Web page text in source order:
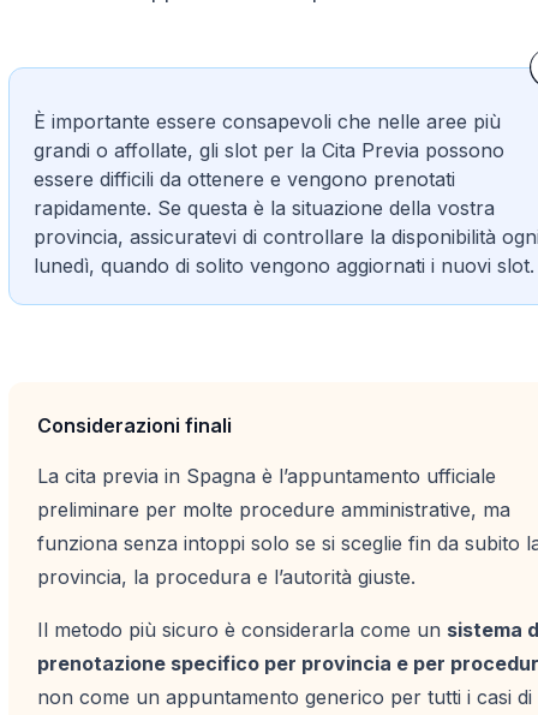
È importante essere consapevoli che nelle aree più
grandi o affollate, gli slot per la Cita Previa possono
essere difficili da ottenere e vengono prenotati
rapidamente. Se questa è la situazione della vostra
provincia, assicuratevi di controllare la disponibilità
lunedì, quando di solito vengono aggiornati i nuovi slot.
Considerazioni finali
La cita previa in Spagna è l’appuntamento ufficiale
preliminare per molte procedure amministrative, ma
funziona senza intoppi solo se si sceglie fin da subito
provincia, la procedura e l’autorità giuste.
Il metodo più sicuro è considerarla come un sistema
prenotazione specifico per provincia e per
non come un appuntamento generico per tutti i casi di